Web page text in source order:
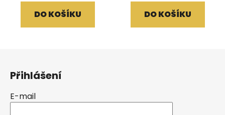
5,0
z
DO KOŠÍKU DO KOŠÍKU
Přihlášení
E-mail